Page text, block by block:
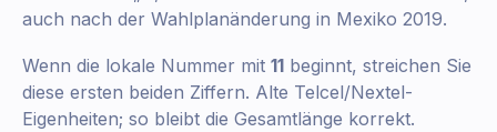
auch nach der Wahlplanänderung in Mexiko 2019.
Wenn die lokale Nummer mit 11 beginnt, streichen Sie
diese ersten beiden Ziffern. Alte Telcel/Nextel-
Eigenheiten; so bleibt die Gesamtlänge korrekt.